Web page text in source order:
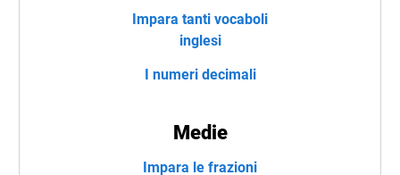
Impara tanti vocaboli
inglesi
I numeri decimali
Medie
Impara le frazioni